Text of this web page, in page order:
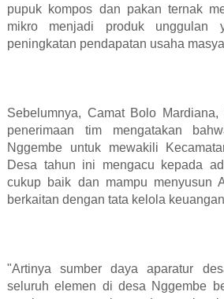
pupuk kompos dan pakan ternak
mikro menjadi produk unggulan
peningkatan pendapatan usaha
Sebelumnya, Camat Bolo
penerimaan tim mengatakan
Nggembe untuk mewakili
Desa tahun ini mengacu kepada
cukup baik dan mampu menyusun
berkaitan dengan tata kelola
"Artinya sumber daya aparatur
seluruh elemen di desa Nggembe